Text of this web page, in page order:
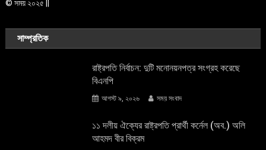
© সময় ২০২৫ ||
সাম্প্রতিক
রাষ্ট্রপতি নির্বাচন: দুটি মনোনয়নপত্র সংগ্রহ করেছে
বিএনপি
আগস্ট ৯, ২০২৬ সময় সংবাদ
১১ দলীয় ঐক্যের রাষ্ট্রপতি প্রার্থী কর্নেল (অব.) অলি
আহমদ বীর বিক্রম